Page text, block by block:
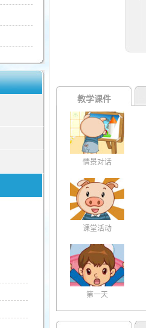
教学课件
情景对话
课堂活动
第一天